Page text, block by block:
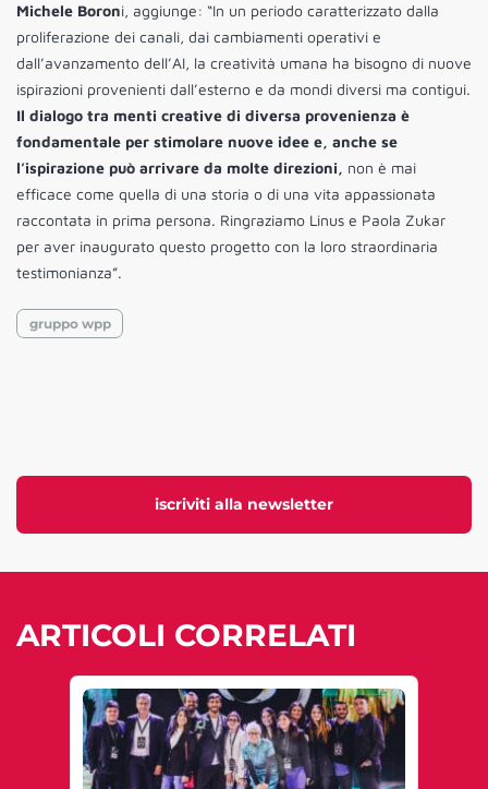
iscriviti alla newsletter
Michele Boroni, aggiunge: “In un periodo caratterizzato dalla
proliferazione dei canali, dai cambiamenti operativi e
dall’avanzamento dell’AI, la creatività umana ha bisogno di nuove
ispirazioni provenienti dall’esterno e da mondi diversi ma contigui.
Il dialogo tra menti creative di diversa provenienza è
fondamentale per stimolare nuove idee e, anche se
l’ispirazione può arrivare da molte direzioni, non è mai
efficace come quella di una storia o di una vita appassionata
raccontata in prima persona. Ringraziamo Linus e Paola Zukar
per aver inaugurato questo progetto con la loro straordinaria
testimonianza”.
gruppo wpp
ARTICOLI CORRELATI